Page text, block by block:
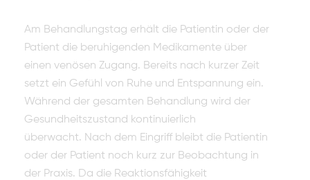
Am Behandlungstag erhält die Patientin oder der
Patient die beruhigenden Medikamente über
einen venösen Zugang. Bereits nach kurzer Zeit
setzt ein Gefühl von Ruhe und Entspannung ein.
Während der gesamten Behandlung wird der
Gesundheitszustand kontinuierlich
überwacht. Nach dem Eingriff bleibt die Patientin
oder der Patient noch kurz zur Beobachtung in
der Praxis. Da die Reaktionsfähigkeit